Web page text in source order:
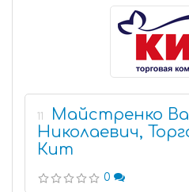
11
Майстренко
Николаевич,
Кит
0